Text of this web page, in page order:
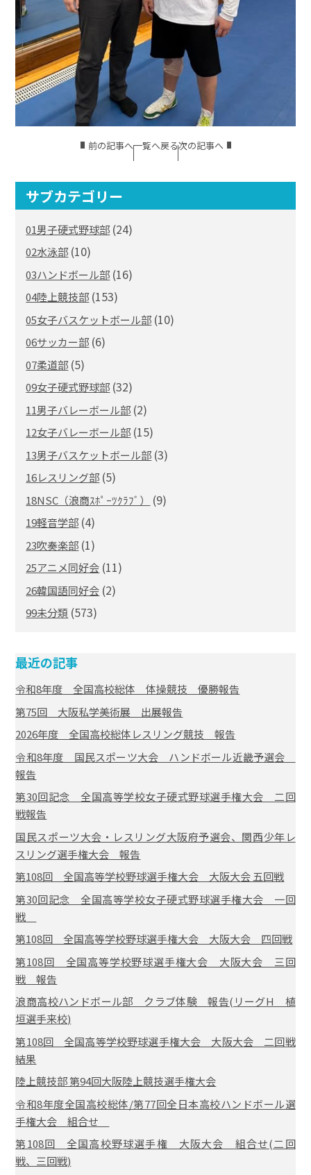
前の記事へ一覧へ戻る次の記事へ
サブカテゴリー
01男子硬式野球部 (24)
02水泳部 (10)
03ハンドボール部 (16)
04陸上競技部 (153)
05女子バスケットボール部 (10)
06サッカー部 (6)
07柔道部 (5)
09女子硬式野球部 (32)
11男子バレーボール部 (2)
12女子バレーボール部 (15)
13男子バスケットボール部 (3)
16レスリング部 (5)
18NSC（浪商ｽﾎﾟｰﾂｸﾗﾌﾞ） (9)
19軽音学部 (4)
23吹奏楽部 (1)
25アニメ同好会 (11)
26韓国語同好会 (2)
99未分類 (573)
最近の記事
令和8年度 全国高校総体 体操競技 優勝報告
第75回 大阪私学美術展 出展報告
2026年度 全国高校総体レスリング競技 報告
令和8年度 国民スポーツ大会 ハンドボール近畿予選会
報告
第30回記念 全国高等学校女子硬式野球選手権大会 二回
戦報告
国民スポーツ大会・レスリング大阪府予選会、関西少年レ
スリング選手権大会 報告
第108回 全国高等学校野球選手権大会 大阪大会 五回戦
第30回記念 全国高等学校女子硬式野球選手権大会 一回
戦
第108回 全国高等学校野球選手権大会 大阪大会 四回戦
第108回 全国高等学校野球選手権大会 大阪大会 三回
戦 報告
浪商高校ハンドボール部 クラブ体験 報告(リーグH 植
垣選手来校)
第108回 全国高等学校野球選手権大会 大阪大会 二回戦
結果
陸上競技部 第94回大阪陸上競技選手権大会
令和8年度全国高校総体/第77回全日本高校ハンドボール選
手権大会 組合せ
第108回 全国高校野球選手権 大阪大会 組合せ(二回
戦、三回戦)